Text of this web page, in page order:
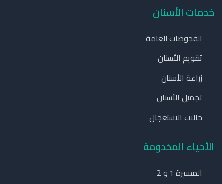
خدمات الأسنان
الفحوصات العامة
تقويم الأسنان
زراعة الأسنان
تجميل الأسنان
حالات الاستعجال
الأحياء المخدومة
المسيرة 1 و 2